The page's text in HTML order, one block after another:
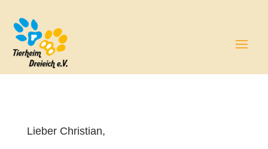
Lieber Christian,